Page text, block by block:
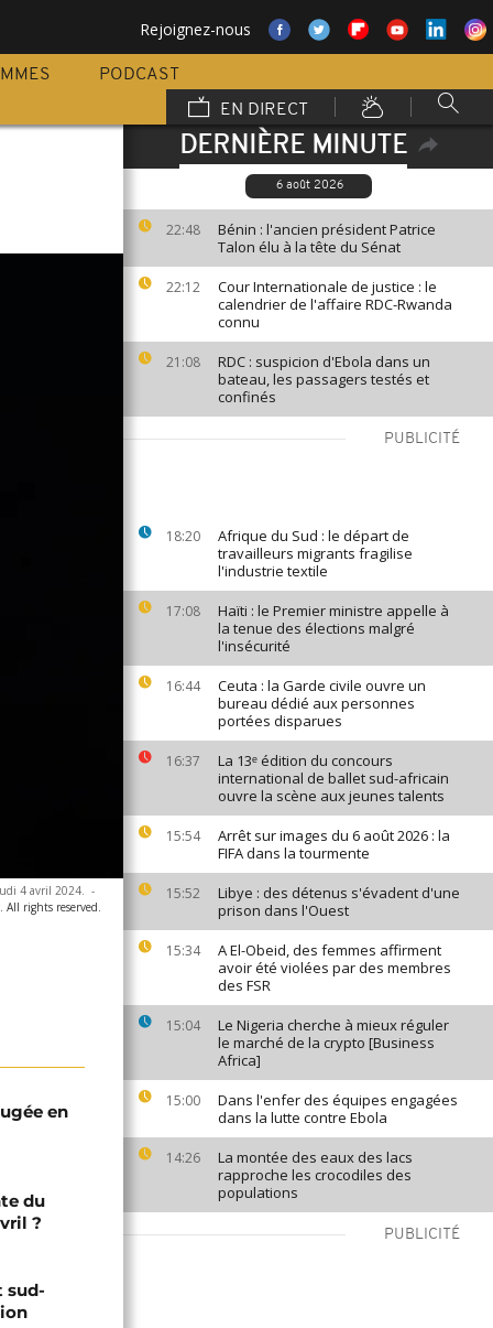
Rejoignez-nous
PODCAST
EN DIRECT
DERNIÈRE MINUTE
6 août 2026
22:48
Bénin : l'ancien président Patrice
Talon élu à la tête du Sénat
22:12
Cour Internationale de justice : le
calendrier de l'affaire RDC-Rwanda
connu
21:08
RDC : suspicion d'Ebola dans un
bateau, les passagers testés et
confinés
PUBLICITÉ
18:20
Afrique du Sud : le départ de
travailleurs migrants fragilise
l'industrie textile
17:08
Haïti : le Premier ministre appelle à
la tenue des élections malgré
l'insécurité
16:44
Ceuta : la Garde civile ouvre un
bureau dédié aux personnes
portées disparues
16:37
La 13ᵉ édition du concours
international de ballet sud-africain
ouvre la scène aux jeunes talents
15:54
Arrêt sur images du 6 août 2026 : la
FIFA dans la tourmente
15:52
Libye : des détenus s'évadent d'une
prison dans l'Ouest
15:34
A El-Obeid, des femmes affirment
avoir été violées par des membres
des FSR
15:04
Le Nigeria cherche à mieux réguler
le marché de la crypto [Business
Africa]
15:00
Dans l'enfer des équipes engagées
dans la lutte contre Ebola
14:26
La montée des eaux des lacs
rapproche les crocodiles des
populations
PUBLICITÉ
4 avril 2024. -
All rights reserved.
en
du
?
sud-